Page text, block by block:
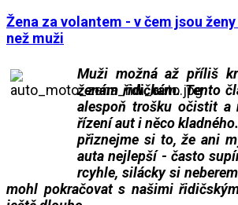
Žena za volantem - v čem jsou
než muži
Muži možná až příliš
ženám řidičkám. Tento
alespoň trošku očistit a
řízení aut i něco
přiznejme si to, že ani
auta nejlepší - často
rcyhle, silácky si
mohl pokračovat s našimi